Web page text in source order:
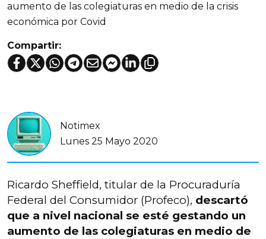
aumento de las colegiaturas en medio de la crisis
económica por Covid
Compartir:
Notimex
Lunes 25 Mayo 2020
Ricardo Sheffield, titular de la Procuraduría
Federal del Consumidor (Profeco), descartó
que a nivel nacional se esté gestando un
aumento de las colegiaturas en medio de